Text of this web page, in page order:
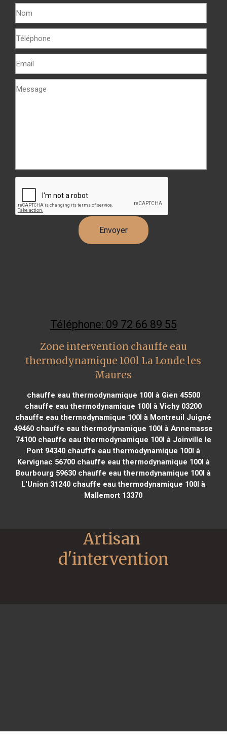
Téléphone: 09 72 66 89 55
Zone intervention chauffe eau
thermodynamique 100l La Londe les
Maures
chauffe eau thermodynamique 100l à Gien 45500
chauffe eau thermodynamique 100l à Vichy 03200
chauffe eau thermodynamique 100l à Montreuil Juigné
49460 chauffe eau thermodynamique 100l à Annemasse
74100chauffe eau thermodynamique 100l à Joinville le
Pont 94340 chauffe eau thermodynamique 100l à
Kervignac 56700chauffe eau thermodynamique 100l à
Bourbourg 59630 chauffe eau thermodynamique 100l à
L'Union 31240 chauffe eau thermodynamique 100l à
Mallemort 13370
Artisan
d'intervention